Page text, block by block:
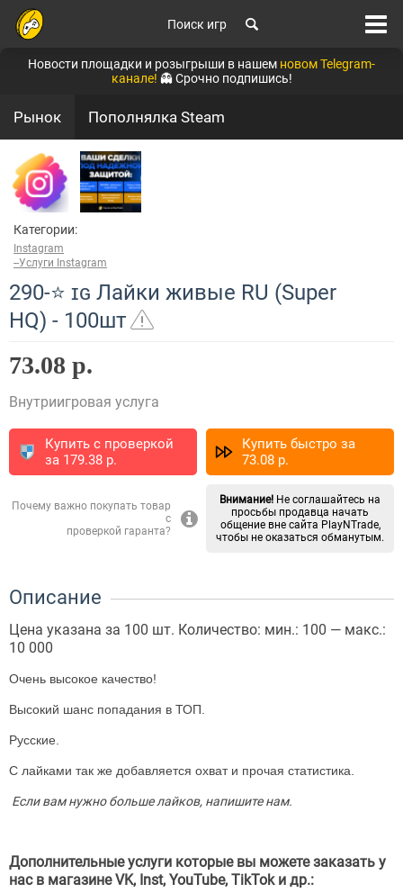
Поиск игр
Новости площадки и розыгрыши в нашем новом Telegram-
канале! 👻 Срочно подпишись!
Рынок Пополнялка Steam
Категории:
Instagram
--Услуги Instagram
290-⭐ ɪɢ Лайки живые RU (Super
HQ) - 100шт
73.08 р.
Внутриигровая услуга
Купить с проверкой
за 179.38 p.
Купить быстро за
73.08 p.
Почему важно покупать товар
с
проверкой гаранта?
Внимание! Не соглашайтесь на
просьбы продавца начать
общение вне сайта PlayNTrade,
чтобы не оказаться обманутым.
Описание
Цена указана за 100 шт. Количество: мин.: 100 — макс.:
10 000
Очень высокое качество!
Высокий шанс попадания в ТОП.
Русские.
С лайками так же добавляется охват и прочая статистика.
Если вам нужно больше лайков, напишите нам.
Дополнительные услуги которые вы можете заказать у
нас в магазине VK, Inst, YouTube, TikTok и др.: